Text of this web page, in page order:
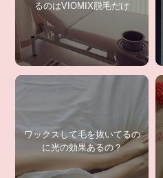
るのはVIOMIX脱毛だけ
ワックスして毛を抜いてるの
に光の効果あるの？